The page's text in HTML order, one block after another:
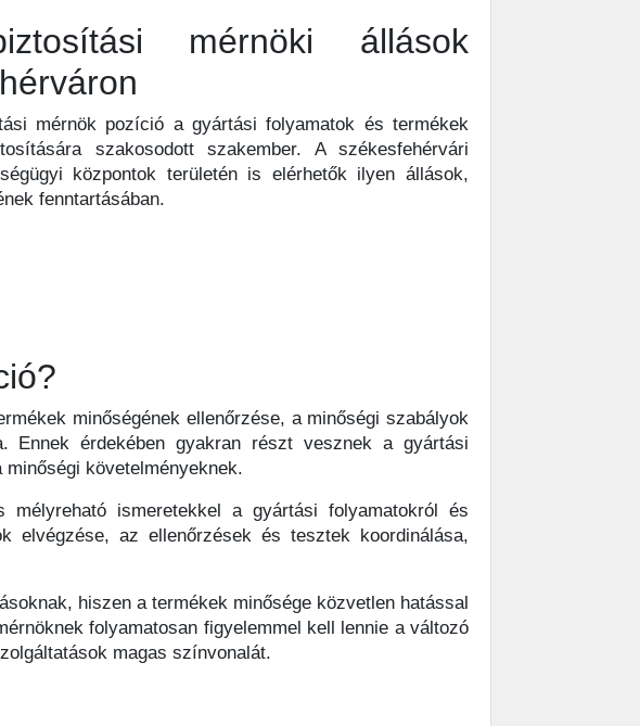
mérnöki állások
mérnök pozíció a gyártási folyamatok és termékek
szakosodott szakember. A székesfehérvári
központok területén is elérhetők ilyen állások,
fenntartásában.
minőségének ellenőrzése, a minőségi szabályok
Ennek érdekében gyakran részt vesznek a gyártási
követelményeknek.
mélyreható ismeretekkel a gyártási folyamatokról és
elvégzése, az ellenőrzések és tesztek koordinálása,
hiszen a termékek minősége közvetlen hatással
folyamatosan figyelemmel kell lennie a változó
magas színvonalát.